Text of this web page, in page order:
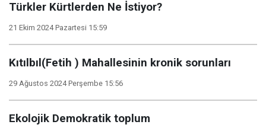
Türkler Kürtlerden Ne İstiyor?
21 Ekim 2024 Pazartesi 15:59
Kıtılbıl(Fetih ) Mahallesinin kronik sorunları
29 Ağustos 2024 Perşembe 15:56
Ekolojik Demokratik toplum